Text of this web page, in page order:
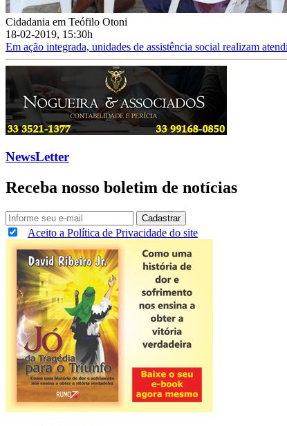
Cidadania em Teófilo Otoni
18-02-2019, 15:30h
Em ação integrada, unidades de assistência social realizam
NewsLetter
Receba nosso boletim de notícias
Cadastrar
Aceito a Política de Privacidade do site